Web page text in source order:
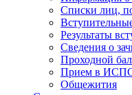
Списки лиц,
Результаты
Сведения о
Проходной
Прием в
Общежития